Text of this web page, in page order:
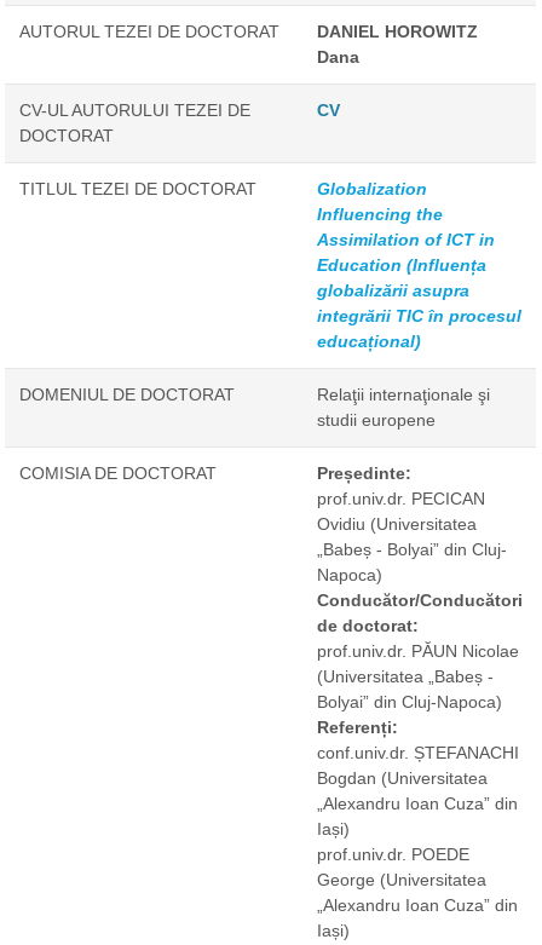
AUTORUL TEZEI DE DOCTORAT
DANIEL HOROWITZ
Dana
CV-UL AUTORULUI TEZEI DE
DOCTORAT
CV
TITLUL TEZEI DE DOCTORAT
Globalization
Influencing the
Assimilation of ICT in
Education (Influența
globalizării asupra
integrării TIC în procesul
educațional)
DOMENIUL DE DOCTORAT
Relaţii internaţionale şi
studii europene
COMISIA DE DOCTORAT
Președinte:
prof.univ.dr. PECICAN
Ovidiu (Universitatea
„Babeș - Bolyai” din Cluj-
Napoca)
Conducător/Conducători
de doctorat:
prof.univ.dr. PĂUN Nicolae
(Universitatea „Babeș -
Bolyai” din Cluj-Napoca)
Referenți:
conf.univ.dr. ȘTEFANACHI
Bogdan (Universitatea
„Alexandru Ioan Cuza” din
Iași)
prof.univ.dr. POEDE
George (Universitatea
„Alexandru Ioan Cuza” din
Iași)